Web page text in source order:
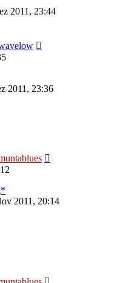
2011, 23:44
2011, 23:36
2011, 20:14